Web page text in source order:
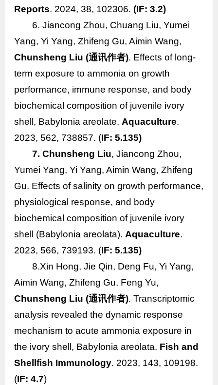
Reports. 2024, 38, 102306. (IF: 3.2)
6. Jiancong Zhou, Chuang Liu, Yumei
Yang, Yi Yang, Zhifeng Gu, Aimin Wang,
Chunsheng Liu (通讯作者). Effects of long-
term exposure to ammonia on growth
performance, immune response, and body
biochemical composition of juvenile ivory
shell, Babylonia areolate. Aquaculture.
2023, 562, 738857. (IF: 5.135)
7. Chunsheng Liu, Jiancong Zhou,
Yumei Yang, Yi Yang, Aimin Wang, Zhifeng
Gu. Effects of salinity on growth performance,
physiological response, and body
biochemical composition of juvenile ivory
shell (Babylonia areolata). Aquaculture.
2023, 566, 739193. (IF: 5.135)
8.Xin Hong, Jie Qin, Deng Fu, Yi Yang,
Aimin Wang, Zhifeng Gu, Feng Yu,
Chunsheng Liu (通讯作者). Transcriptomic
analysis revealed the dynamic response
mechanism to acute ammonia exposure in
the ivory shell, Babylonia areolata. Fish and
Shellfish Immunology. 2023, 143, 109198.
(IF: 4.7)